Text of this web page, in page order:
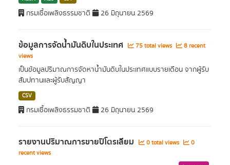
กรมเชื้อเพลิงธรรมชาติ 26 มิถุนายน 2569
ข้อมูลการจัดน้ำมันดิบในประเทศ 75 total views
8 recent
views
เป็นข้อมูลปริมาณการจัดหาน้ำมันดิบในประเทศแบบรายเดือน จากผู้รับ
สัมปทานและผู้รับสัญญา
CSV
กรมเชื้อเพลิงธรรมชาติ 26 มิถุนายน 2569
รายงานปริมาณการขายปิโตรเลียม 0 total views
0
recent views